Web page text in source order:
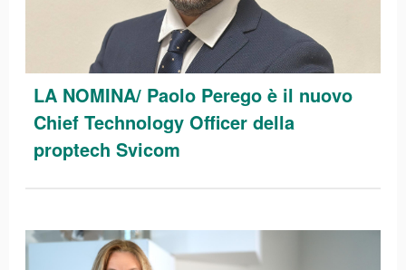
LA NOMINA/ Paolo Perego è il nuovo
Chief Technology Officer della
proptech Svicom